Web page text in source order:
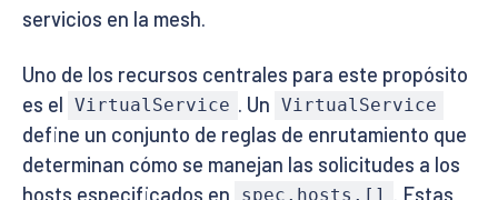
servicios en la mesh.
Uno de los recursos centrales para este propósito
es el VirtualService . Un VirtualService
define un conjunto de reglas de enrutamiento que
determinan cómo se manejan las solicitudes a los
hosts especificados en
spec.hosts.[]
. Estas